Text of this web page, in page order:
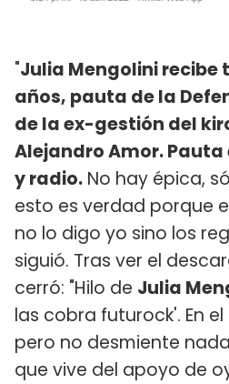
"Julia Mengolini recibe
años, pauta de la
de la ex-gestión del
Alejandro Amor. Pauta
y radio. No hay épica,
esto es verdad porque
no lo digo yo sino los
siguió. Tras ver el
cerró: "Hilo de Julia
las cobra futurock'. En
pero no desmiente
que vive del apoyo de